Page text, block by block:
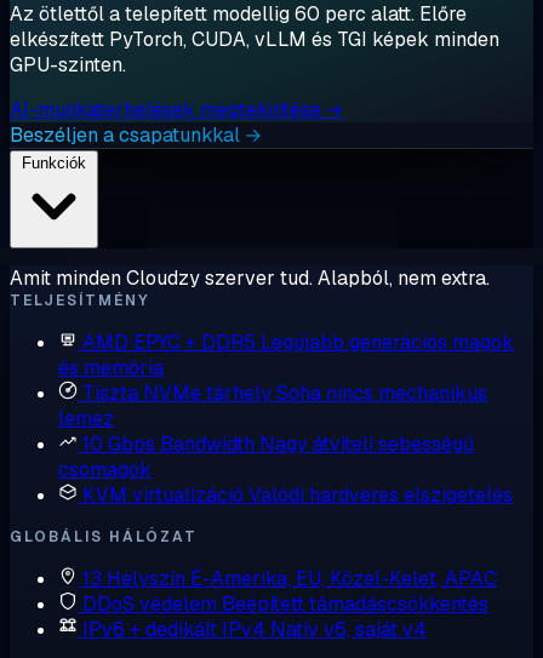
Az ötlettől a telepített modellig 60 perc alatt. Előre
elkészített PyTorch, CUDA, vLLM és TGI képek minden
GPU-szinten.
AI-munkaterhelések megtekintése →
Beszéljen a csapatunkkal →
Amit minden Cloudzy szerver tud. Alapból, nem extra.
TELJESÍTMÉNY
AMD EPYC + DDR5 Legújabb generációs magok
és memória
Tiszta NVMe tárhelySoha nincs mechanikus
lemez
10 Gbps Bandwidth Nagy átviteli sebességű
csomagok
KVM virtualizáció Valódi hardveres elszigetelés
GLOBÁLIS HÁLÓZAT
13 Helyszín É-Amerika, EU, Közel-Kelet, APAC
DDoS védelem Beépített támadáscsökkentés
IPv6 + dedikált IPv4 Natív v6, saját v4